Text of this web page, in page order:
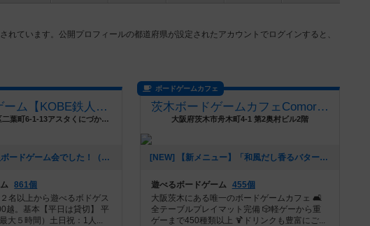
ています。公開プロフィールの都道府県が設定されたアカウントでログインすると、
鉄人ボードゲーム【KOBE鉄人三国志ギャラリー】
兵庫県神戸市長田区二葉町6-1-13アスタくにづか6番館東棟1階
[NEW] 土日で鉄人ボードゲーム会でした！（2026年04月07日 21時31分）
861個
名以上から遊べるボドゲス
越。基本【平日は貸切】 平
大５時間）土日祝：1人...
ボードゲームカフェ
茨木ボードゲームカフェComorebi
大阪府茨木市舟木町4-1 第2奥村ビル2階
[NEW] 【新メニュー】「和風だし香るバター醤油きのこパスタ」が登場！（2026年01月28日 20時37分）
遊べるボードゲーム 455個
大阪茨木にある唯一のボードゲームカフェ 🛋
全テーブルプレイマット完備 🎲軽ゲーから重
ゲーまで450種類以上 🍹ドリンクも豊富にご...